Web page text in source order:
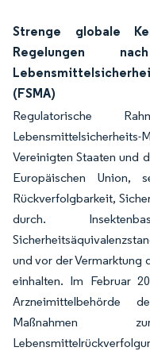
Strenge globale
Regelungen
(FSMA)
Regulatorische
Vereinigten Staaten und
Europäischen Union,
Rückverfolgbarkeit,
durch.
und vor der Vermarktung
einhalten. Im Februar
Arzneimittelbehörde
Maßnahmen